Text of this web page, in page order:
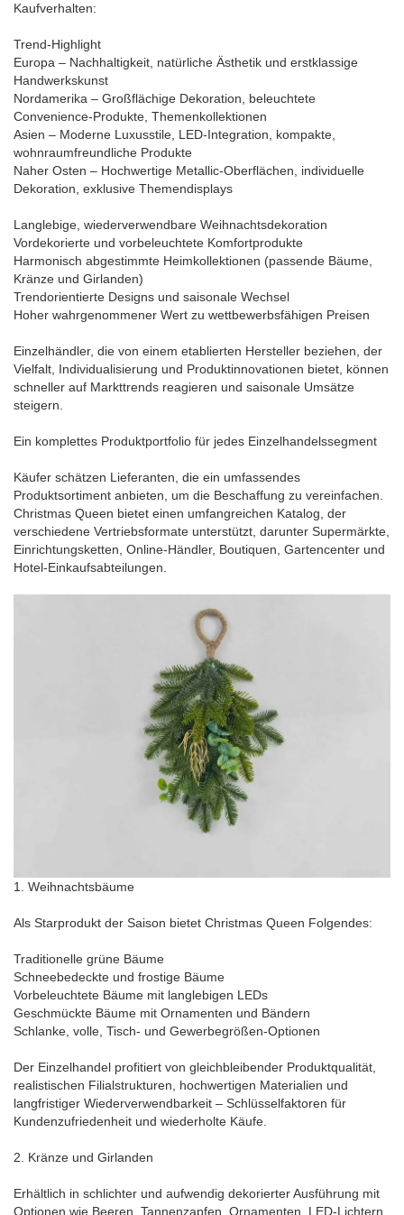
Kaufverhalten:
Trend-Highlight
Europa – Nachhaltigkeit, natürliche Ästhetik und erstklassige
Handwerkskunst
Nordamerika – Großflächige Dekoration, beleuchtete
Convenience-Produkte, Themenkollektionen
Asien – Moderne Luxusstile, LED-Integration, kompakte,
wohnraumfreundliche Produkte
Naher Osten – Hochwertige Metallic-Oberflächen, individuelle
Dekoration, exklusive Themendisplays
Langlebige, wiederverwendbare Weihnachtsdekoration
Vordekorierte und vorbeleuchtete Komfortprodukte
Harmonisch abgestimmte Heimkollektionen (passende Bäume,
Kränze und Girlanden)
Trendorientierte Designs und saisonale Wechsel
Hoher wahrgenommener Wert zu wettbewerbsfähigen Preisen
Einzelhändler, die von einem etablierten Hersteller beziehen, der
Vielfalt, Individualisierung und Produktinnovationen bietet, können
schneller auf Markttrends reagieren und saisonale Umsätze
steigern.
Ein komplettes Produktportfolio für jedes Einzelhandelssegment
Käufer schätzen Lieferanten, die ein umfassendes
Produktsortiment anbieten, um die Beschaffung zu vereinfachen.
Christmas Queen bietet einen umfangreichen Katalog, der
verschiedene Vertriebsformate unterstützt, darunter Supermärkte,
Einrichtungsketten, Online-Händler, Boutiquen, Gartencenter und
Hotel-Einkaufsabteilungen.
1. Weihnachtsbäume
Als Starprodukt der Saison bietet Christmas Queen Folgendes:
Traditionelle grüne Bäume
Schneebedeckte und frostige Bäume
Vorbeleuchtete Bäume mit langlebigen LEDs
Geschmückte Bäume mit Ornamenten und Bändern
Schlanke, volle, Tisch- und Gewerbegrößen-Optionen
Der Einzelhandel profitiert von gleichbleibender Produktqualität,
realistischen Filialstrukturen, hochwertigen Materialien und
langfristiger Wiederverwendbarkeit – Schlüsselfaktoren für
Kundenzufriedenheit und wiederholte Käufe.
2. Kränze und Girlanden
Erhältlich in schlichter und aufwendig dekorierter Ausführung mit
Optionen wie Beeren, Tannenzapfen, Ornamenten, LED-Lichtern,